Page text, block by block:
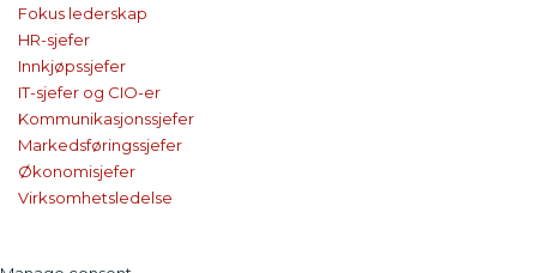
Fokus lederskap
HR-sjefer
Innkjøpssjefer
IT-sjefer og CIO-er
Kommunikasjonssjefer
Markedsføringssjefer
Økonomisjefer
Virksomhetsledelse